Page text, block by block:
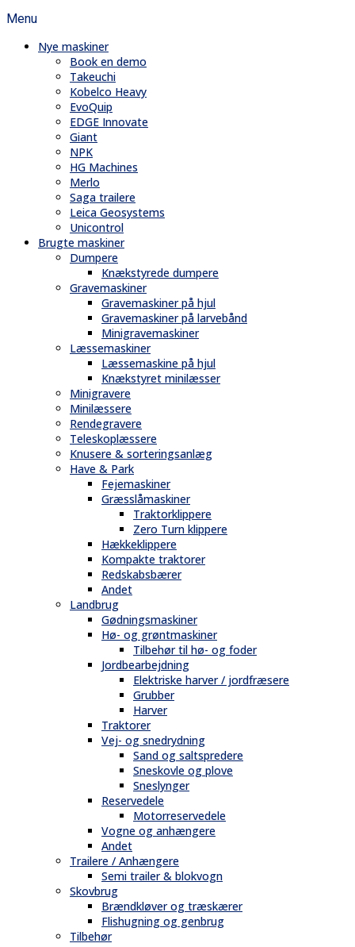
Menu
Nye maskiner
Book en demo
Takeuchi
Kobelco Heavy
EvoQuip
EDGE Innovate
Giant
NPK
HG Machines
Merlo
Saga trailere
Leica Geosystems
Unicontrol
Brugte maskiner
Dumpere
Knækstyrede dumpere
Gravemaskiner
Gravemaskiner på hjul
Gravemaskiner på larvebånd
Minigravemaskiner
Læssemaskiner
Læssemaskine på hjul
Knækstyret minilæsser
Minigravere
Minilæssere
Rendegravere
Teleskoplæssere
Knusere & sorteringsanlæg
Have & Park
Fejemaskiner
Græsslåmaskiner
Traktorklippere
Zero Turn klippere
Hækkeklippere
Kompakte traktorer
Redskabsbærer
Andet
Landbrug
Gødningsmaskiner
Hø- og grøntmaskiner
Tilbehør til hø- og foder
Jordbearbejdning
Elektriske harver / jordfræsere
Grubber
Harver
Traktorer
Vej- og snedrydning
Sand og saltspredere
Sneskovle og plove
Sneslynger
Reservedele
Motorreservedele
Vogne og anhængere
Andet
Trailere / Anhængere
Semi trailer & blokvogn
Skovbrug
Brændkløver og træskærer
Flishugning og genbrug
Tilbehør